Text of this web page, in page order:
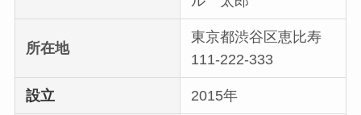
所在地
東京都渋谷区恵比寿
111-222-333
設立 2015年